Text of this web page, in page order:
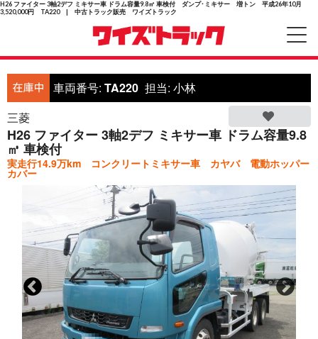
H26 ファイター 3軸2デフ ミキサー車 ドラム容量9.8㎥ 車検付 ダンプ･ミキサー 増トン 平成26年10月
3,520,000円 TA220 | 中古トラック販売 ワイズトラック
車両番号: TA220 担当: 小林
三菱
H26 ファイター 3軸2デフ ミキサー車 ドラム容量9.8
㎥ 車検付
実走行14.9万km コンクリートミキサー車 カヤバ 電動ホッパー
カバー